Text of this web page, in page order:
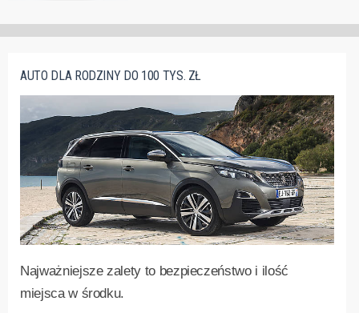
AUTO DLA RODZINY DO 100 TYS. ZŁ
Najważniejsze zalety to bezpieczeństwo i ilość
miejsca w środku.